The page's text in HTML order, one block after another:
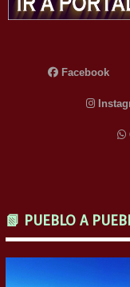
Facebook
📗 PUEBLO A